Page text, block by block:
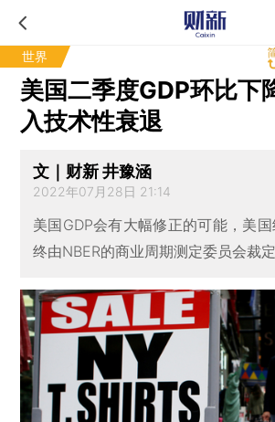
世界
美国二季度GDP环比下
入技术性衰退
文｜财新 井豫涵
2022年07月28日 21:14
美国GDP会有大幅修正的可能，美
终由NBER的商业周期测定委员会裁定